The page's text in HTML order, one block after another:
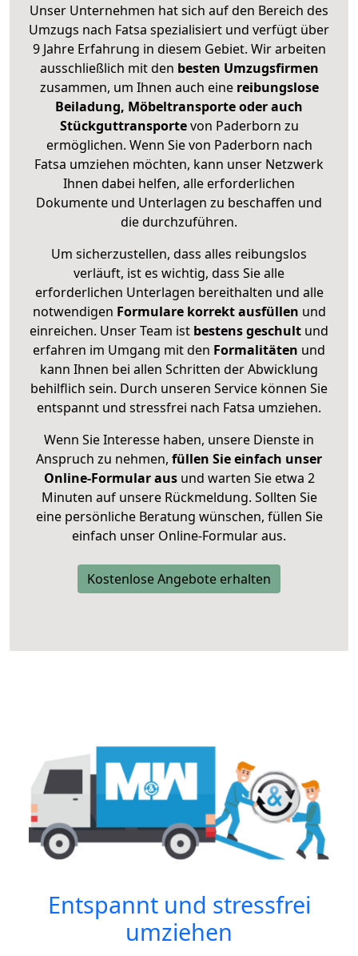
Unser Unternehmen hat sich auf den Bereich des
Umzugs nach Fatsa spezialisiert und verfügt über
9 Jahre Erfahrung in diesem Gebiet. Wir arbeiten
ausschließlich mit den besten Umzugsfirmen
zusammen, um Ihnen auch eine reibungslose
Beiladung, Möbeltransporte oder auch
Stückguttransportevon Paderborn zu
ermöglichen. Wenn Sie von Paderborn nach
Fatsa umziehen möchten, kann unser Netzwerk
Ihnen dabei helfen, alle erforderlichen
Dokumente und Unterlagen zu beschaffen und
die durchzuführen.
Um sicherzustellen, dass alles reibungslos
verläuft, ist es wichtig, dass Sie alle
erforderlichen Unterlagen bereithalten und alle
notwendigen Formulare korrekt ausfüllen und
einreichen. Unser Team ist bestens geschult und
erfahren im Umgang mit den Formalitäten und
kann Ihnen bei allen Schritten der Abwicklung
behilflich sein. Durch unseren Service können Sie
entspannt und stressfrei nach Fatsa umziehen.
Wenn Sie Interesse haben, unsere Dienste in
Anspruch zu nehmen, füllen Sie einfach unser
Online-Formular ausund warten Sie etwa 2
Minuten auf unsere Rückmeldung. Sollten Sie
eine persönliche Beratung wünschen, füllen Sie
einfach unser Online-Formular aus.
Kostenlose Angebote erhalten
Entspannt und stressfrei
umziehen